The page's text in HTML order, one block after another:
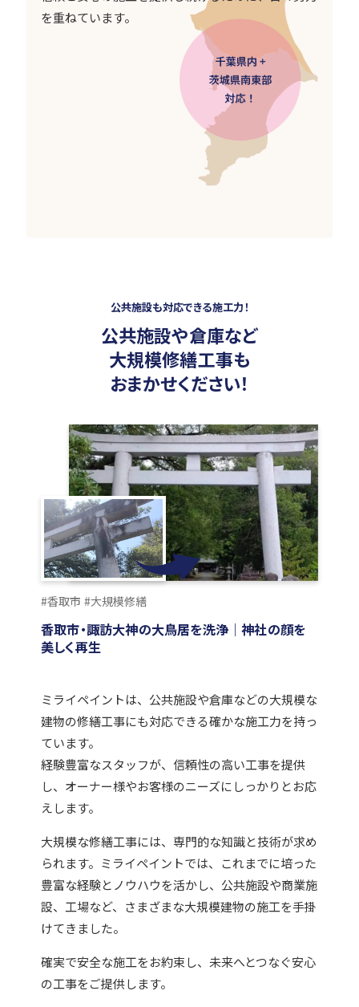
を重ねています。
公共施設も対応できる施工力！
公共施設や倉庫など
大規模修繕工事も
おまかせください！
#香取市 #大規模修繕
香取市・諏訪大神の大鳥居を洗浄｜神社の顔を
美しく再生
ミライペイントは、公共施設や倉庫などの大規模な
建物の修繕工事にも対応できる確かな施工力を持っ
ています。
経験豊富なスタッフが、信頼性の高い工事を提供
し、オーナー様やお客様のニーズにしっかりとお応
えします。
大規模な修繕工事には、専門的な知識と技術が求め
られます。ミライペイントでは、これまでに培った
豊富な経験とノウハウを活かし、公共施設や商業施
設、工場など、さまざまな大規模建物の施工を手掛
けてきました。
確実で安全な施工をお約束し、未来へとつなぐ安心
の工事をご提供します。